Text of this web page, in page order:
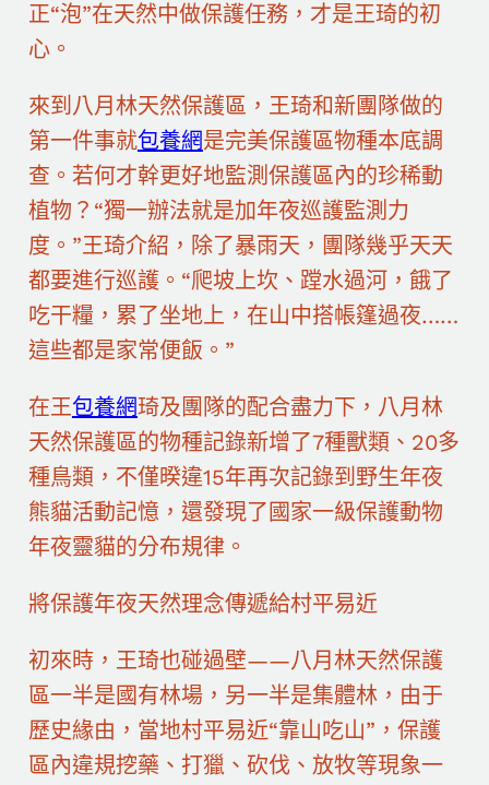
正“泡”在天然中做保護任務，才是王琦的初
心。
來到八月林天然保護區，王琦和新團隊做的
第一件事就包養網是完美保護區物種本底調
查。若何才幹更好地監測保護區內的珍稀動
植物？“獨一辦法就是加年夜巡護監測力
度。”王琦介紹，除了暴雨天，團隊幾乎天天
都要進行巡護。“爬坡上坎、蹚水過河，餓了
吃干糧，累了坐地上，在山中搭帳篷過夜……
這些都是家常便飯。”
在王包養網琦及團隊的配合盡力下，八月林
天然保護區的物種記錄新增了7種獸類、20多
種鳥類，不僅暌違15年再次記錄到野生年夜
熊貓活動記憶，還發現了國家一級保護動物
年夜靈貓的分布規律。
將保護年夜天然理念傳遞給村平易近
初來時，王琦也碰過壁——八月林天然保護
區一半是國有林場，另一半是集體林，由于
歷史緣由，當地村平易近“靠山吃山”，保護
區內違規挖藥、打獵、砍伐、放牧等現象一